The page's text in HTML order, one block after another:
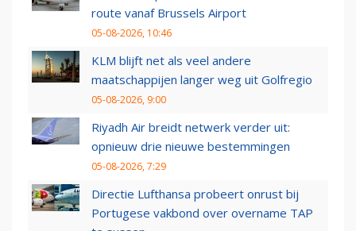
route vanaf Brussels Airport
05-08-2026, 10:46
KLM blijft net als veel andere
maatschappijen langer weg uit Golfregio
05-08-2026, 9:00
Riyadh Air breidt netwerk verder uit:
opnieuw drie nieuwe bestemmingen
05-08-2026, 7:29
Directie Lufthansa probeert onrust bij
Portugese vakbond over overname TAP